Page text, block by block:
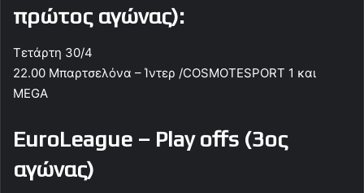
πρώτος αγώνας):
Τετάρτη 30/4
22.00 Μπαρτσελόνα – Ίντερ /COSMOTESPORT 1 και
MEGA
EuroLeague – Play offs (3ος
αγώνας)